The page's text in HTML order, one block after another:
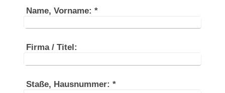
Name, Vorname: *
Firma / Titel:
Staße, Hausnummer: *